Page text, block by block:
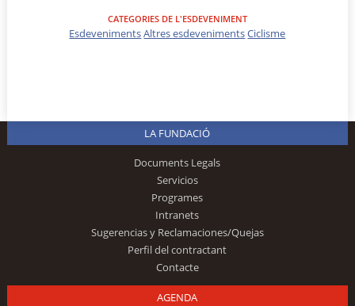
CATEGORIES DE L'ESDEVENIMENT
EsdevenimentsAltres esdevenimentsCiclisme
LA FUNDACIÓ
Documents Legals
Servicios
Programes
Intranets
Sugerencias y Reclamaciones/Quejas
Perfil del contractant
Contacte
AGENDA